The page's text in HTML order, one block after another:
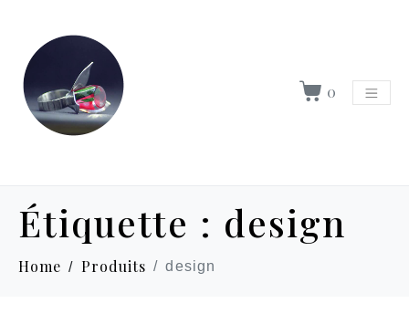
0
Étiquette : design
Home Produits design